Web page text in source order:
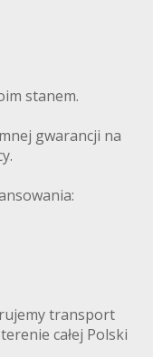
stanem.
gwarancji na
transport
całej Polski